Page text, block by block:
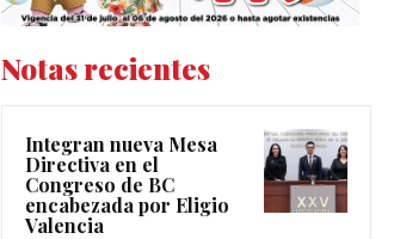
Notas recientes
Integran nueva Mesa
Directiva en el
Congreso de BC
encabezada por Eligio
Valencia